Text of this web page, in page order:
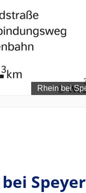
Speyer